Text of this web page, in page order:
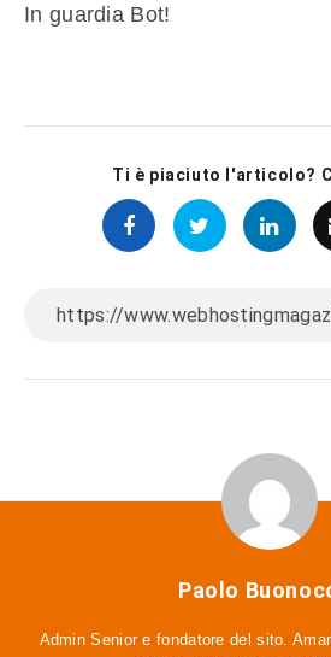
In guardia Bot!
Ti è piaciuto l'articolo?
Paolo
Admin Senior e fondatore del sito.